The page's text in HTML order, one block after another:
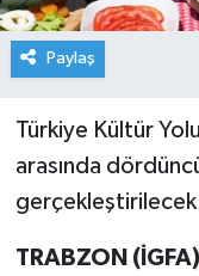
Paylaş
Türkiye Kültür
arasında
TRABZON